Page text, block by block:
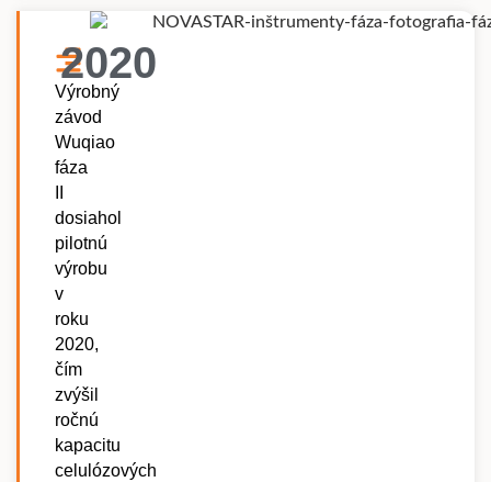
2020
Výrobný
závod
Wuqiao
fáza
dosiahol
pilotnú
výrobu
v
roku
2020,
čím
zvýšil
ročnú
kapacitu
celulózových